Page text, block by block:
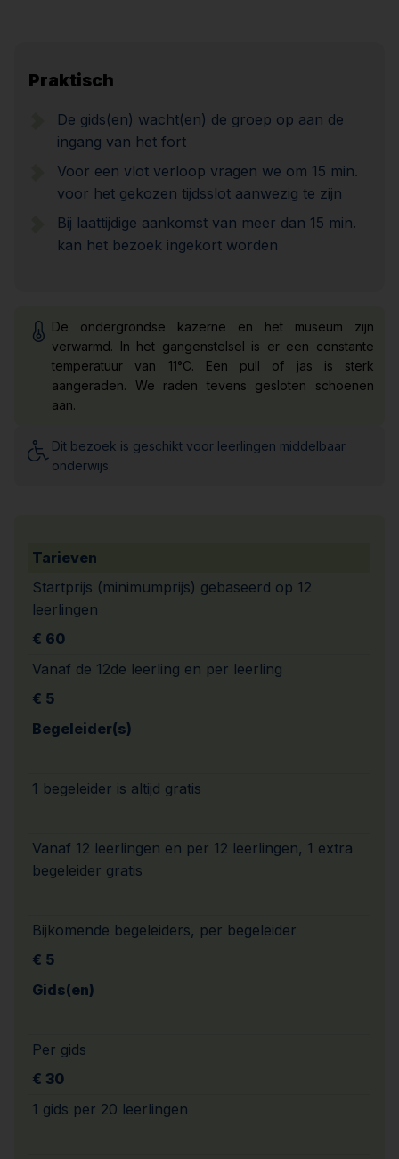
Praktisch
De gids(en) wacht(en) de groep op aan de
ingang van het fort
Voor een vlot verloop vragen we om 15 min.
voor het gekozen tijdsslot aanwezig te zijn
Bij laattijdige aankomst van meer dan 15 min.
kan het bezoek ingekort worden
De ondergrondse kazerne en het museum zijn
verwarmd. In het gangenstelsel is er een constante
temperatuur van 11°C. Een pull of jas is sterk
aangeraden. We raden tevens gesloten schoenen
aan.
Dit bezoek is geschikt voor leerlingen middelbaar
onderwijs.
Tarieven
Startprijs (minimumprijs) gebaseerd op 12
leerlingen
€ 60
Vanaf de 12de leerling en per leerling
€ 5
Begeleider(s)
1 begeleider is altijd gratis
Vanaf 12 leerlingen en per 12 leerlingen, 1 extra
begeleider gratis
Bijkomende begeleiders, per begeleider
€ 5
Gids(en)
Per gids
€ 30
1 gids per 20 leerlingen